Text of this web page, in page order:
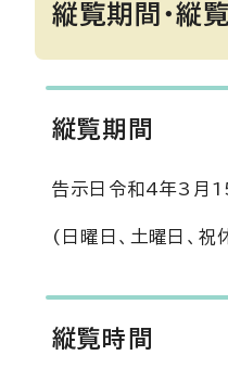
縦覧期間・縦
縦覧期間
告示日令和4年3月
(日曜日、土曜日、
縦覧時間